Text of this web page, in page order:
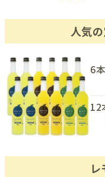
人気の
6
12